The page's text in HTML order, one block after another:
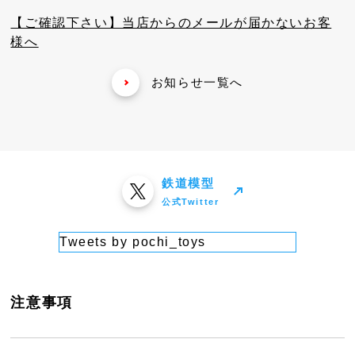
【ご確認下さい】当店からのメールが届かないお客
様へ
お知らせ一覧へ
鉄道模型
公式Twitter
Tweets by pochi_toys
注意事項